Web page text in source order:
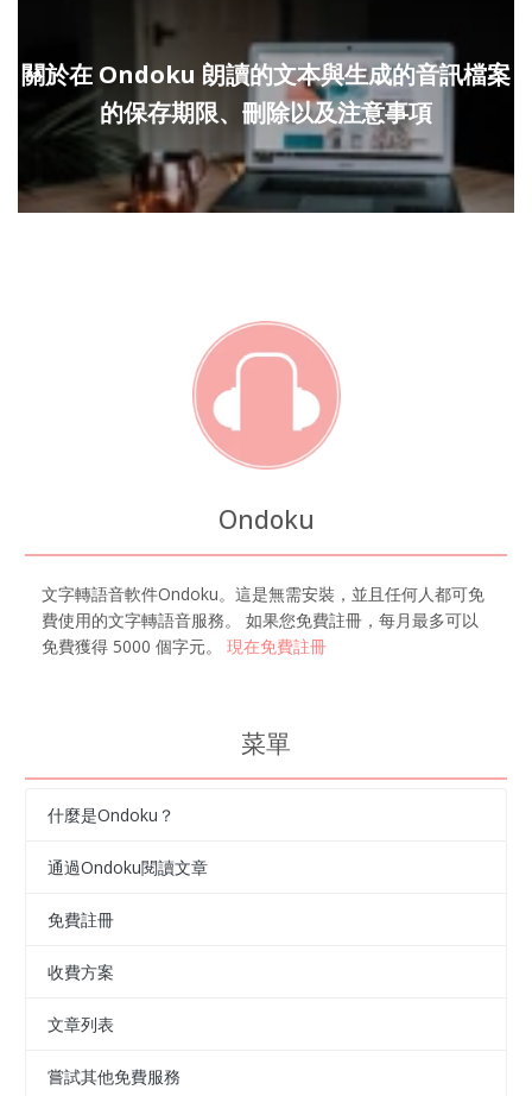
關於在 Ondoku 朗讀的文本與生成的音訊檔案
的保存期限、刪除以及注意事項
Ondoku
文字轉語音軟件Ondoku。這是無需安裝，並且任何人都可免
費使用的文字轉語音服務。 如果您免費註冊，每月最多可以
免費獲得 5000 個字元。 現在免費註冊
菜單
什麼是Ondoku？
通過Ondoku閱讀文章
免費註冊
收費方案
文章列表
嘗試其他免費服務